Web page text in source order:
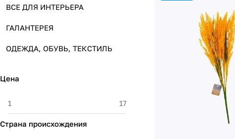
ВСЕ ДЛЯ ИНТЕРЬЕРА
ГАЛАНТЕРЕЯ
ОДЕЖДА, ОБУВЬ, ТЕКСТИЛЬ
Цена
Страна происхождения